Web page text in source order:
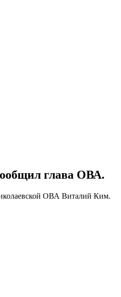
глава ОВА.
ОВА Виталий Ким.